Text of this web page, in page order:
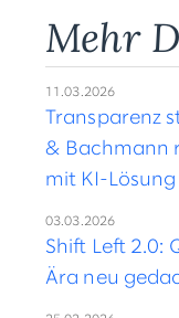
Mehr
11.03.2026
Transparenz
& Bachmann
mit KI-Lösung
03.03.2026
Shift Left 2.0:
Ära neu